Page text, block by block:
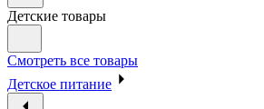
Детские товары
Смотреть все товары
Детское питание